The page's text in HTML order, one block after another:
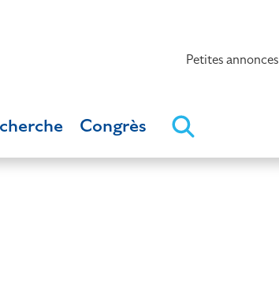
Petites annonces
Congrès